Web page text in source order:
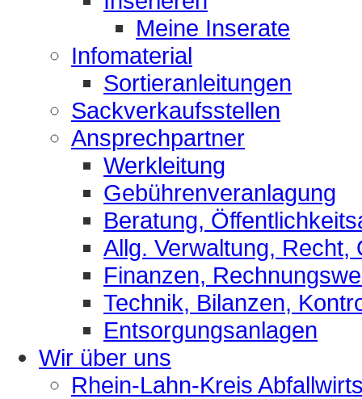
Meine Inserate
Infomaterial
Sortieranleitungen
Sackverkaufsstellen
Ansprechpartner
Werkleitung
Gebührenveranlagung
Beratung,
Allg. Verwaltung, Recht,
Finanzen,
Technik, Bilanzen,
Entsorgungsanlagen
Wir über uns
Rhein-Lahn-Kreis